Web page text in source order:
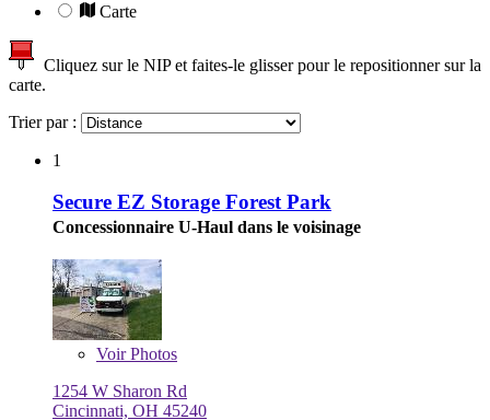
Carte
Cliquez sur le NIP et faites-le glisser pour le repositionner sur la
carte.
Trier par :
1
Secure EZ Storage Forest Park
Concessionnaire U-Haul dans le voisinage
VoirPhotos
1254 W Sharon Rd
Cincinnati, OH 45240